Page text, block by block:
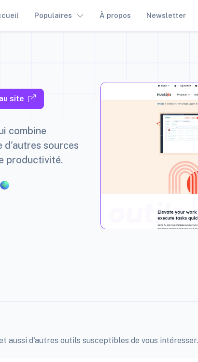
Populaires À propos Newsletter
site
combine
d'autres sources
productivité.
aussi d'autres outils susceptibles de vous intéresser.